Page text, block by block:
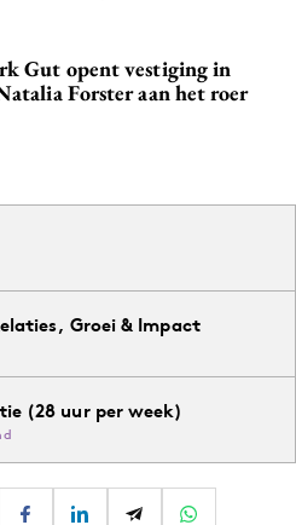
Gut opent vestiging in
Forster aan het roer
Groei & Impact
(28 uur per week)